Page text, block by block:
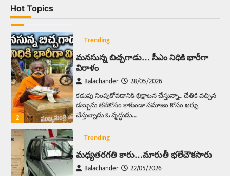
Hot Topics
2
కడుపు నింపుకోవడానికి భిక్షాటన చేస్తున్నా… చేతికి వచ్చిన
చేస్తున్నాడు ఓ వృద్ధుడు.…
3
Trending
మధ్యతరగతి కారు…మారుతీ భలేచౌకసారు
Balachander 22/05/2026
భారత ఆటోమొబైల్ చరిత్రలో మధ్యతరగతి కుటుంబాల
కలను నిజం చేసిన కారు ఏదైనా ఉందంటే అది మారుతి
Trending
ఏంది గురూ ఇంత అందంగా ఉన్నాడు…